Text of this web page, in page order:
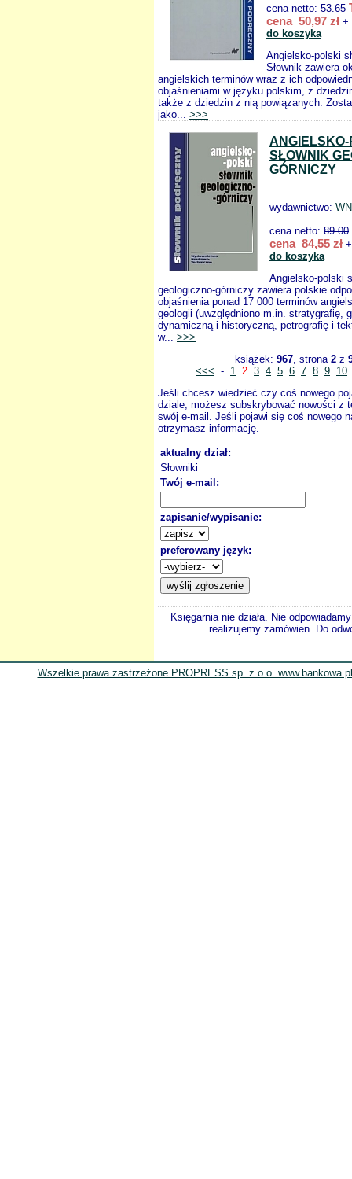
cena netto: 53.65
cena 50,97 zł +
do koszyka
Angielsko-polski
Słownik zawiera
angielskich terminów wraz z ich
objaśnieniami w języku polskim, z
także z dziedzin z nią powiązanych.
jako... >>>
SŁOWNIK
GÓRNICZY
wydawnictwo:
cena netto: 89.00
cena 84,55 zł
do koszyka
Angielsko-polski
geologiczno-górniczy zawiera polskie
objaśnienia ponad 17 000 terminów
geologii (uwzględniono m.in. stratygrafię,
dynamiczną i historyczną, petrografię i
w... >>>
książek: 967, strona 2 z
<<< - 1 2 3 4 5 6 7 8 9 10
Jeśli chcesz wiedzieć czy coś nowego
dziale, możesz subskrybować nowości z
swój e-mail. Jeśli pojawi się coś nowego
otrzymasz informację.
aktualny dział:
Słowniki
Twój e-mail:
zapisanie/wypisanie:
preferowany język:
Księgarnia nie działa. Nie
realizujemy zamówien. Do
Wszelkie prawa zastrzeżone PROPRESS sp. z o.o.